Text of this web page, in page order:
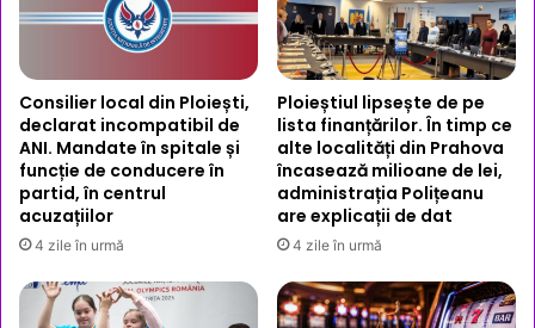
Consilier local din Ploiești,
declarat incompatibil de
ANI. Mandate în spitale și
funcție de conducere în
partid, în centrul
acuzațiilor
4 zile în urmă
Ploieștiul lipsește de pe
lista finanțărilor. În timp ce
alte localități din Prahova
încasează milioane de lei,
administrația Polițeanu
are explicații de dat
4 zile în urmă